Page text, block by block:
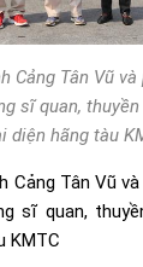
Cảng Tân Vũ và
sĩ quan, thuyền
diện hãng tàu
Cảng Tân Vũ
sĩ quan,
KMTC